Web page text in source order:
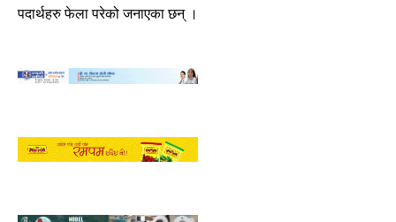
पदार्थहरु फेला परेको जनाएका छन् ।